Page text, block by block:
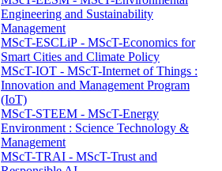
Engineering and Sustainability
Management
MScT-ESCLiP - MScT-Economics for
Smart Cities and Climate Policy
MScT-IOT - MScT-Internet of Things :
Innovation and Management Program
(IoT)
MScT-STEEM - MScT-Energy
Environment : Science Technology &
Management
MScT-TRAI - MScT-Trust and